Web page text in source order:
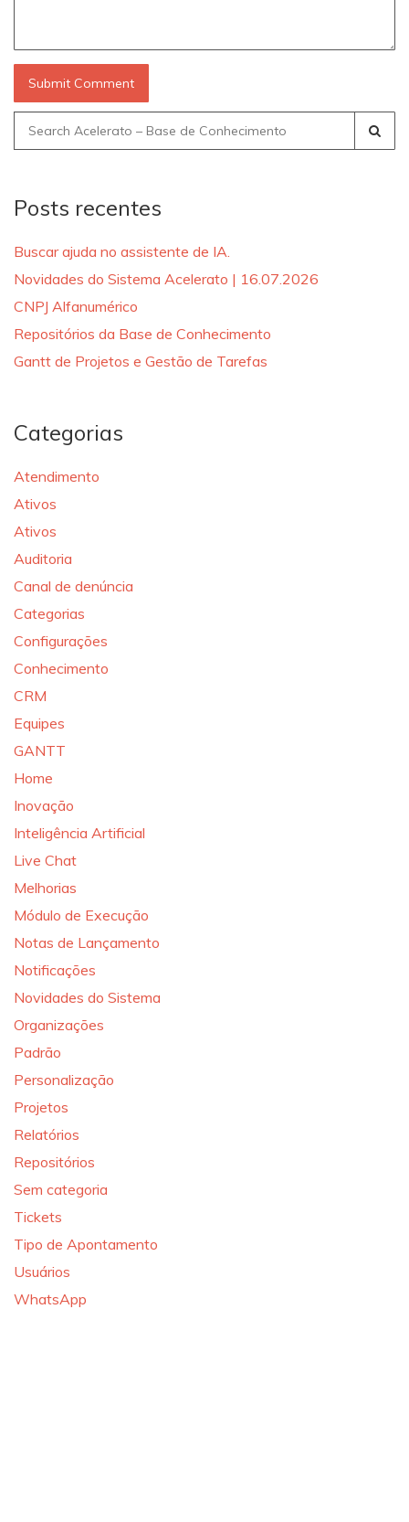
Search
for:
Posts recentes
Buscar ajuda no assistente de IA.
Novidades do Sistema Acelerato | 16.07.2026
CNPJ Alfanumérico
Repositórios da Base de Conhecimento
Gantt de Projetos e Gestão de Tarefas
Categorias
Atendimento
Ativos
Ativos
Auditoria
Canal de denúncia
Categorias
Configurações
Conhecimento
CRM
Equipes
GANTT
Home
Inovação
Inteligência Artificial
Live Chat
Melhorias
Módulo de Execução
Notas de Lançamento
Notificações
Novidades do Sistema
Organizações
Padrão
Personalização
Projetos
Relatórios
Repositórios
Sem categoria
Tickets
Tipo de Apontamento
Usuários
WhatsApp